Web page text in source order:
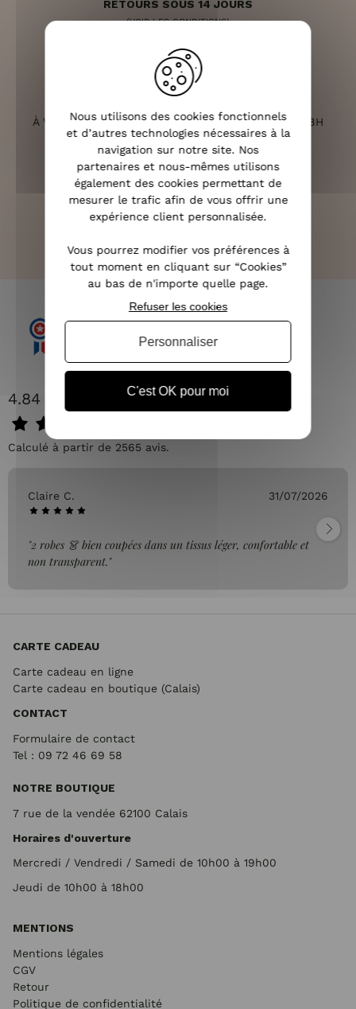
RETOURS SOUS 14 JOURS
(VOIR LES CONDITIONS)
À VOTRE ÉCOUTE DU LUNDI AU SAMEDI DE 10H À 18H
PAIEMENT 100% SÉCURISÉ
CB, PAYPAL, APPLE PAY ET 3X SANS FRAIS
4.84 / 5
Calculé à partir de 2565 avis.
Claire C. 31/07/2026
"2 robes 👗 bien coupées dans un tissus léger, confortable et
non transparent."
CARTE CADEAU
Carte cadeau en ligne
Carte cadeau en boutique (Calais)
CONTACT
Formulaire de contact
Tel : 09 72 46 69 58
NOTRE BOUTIQUE
7 rue de la vendée 62100 Calais
Horaires d'ouverture
Mercredi / Vendredi / Samedi de 10h00 à 19h00
Jeudi de 10h00 à 18h00
MENTIONS
Mentions légales
CGV
Retour
Politique de confidentialité
Nous utilisons des cookies fonctionnels
et d’autres technologies nécessaires à la
navigation sur notre site. Nos
partenaires et nous-mêmes utilisons
également des cookies permettant de
mesurer le trafic afin de vous offrir une
expérience client personnalisée.
Vous pourrez modifier vos préférences à
tout moment en cliquant sur “Cookies”
au bas de n'importe quelle page.
C'est OK pour moi
Refuser les cookies
Personnaliser